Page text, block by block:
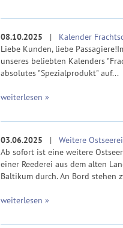
08.10.2025 | Kalender
Liebe Kunden, liebe
unseres beliebten Kalenders
absolutes "Spezialprodukt" auf...
weiterlesen »
03.06.2025 | Weitere
Ab sofort ist eine weitere
einer Reederei aus dem alten
Baltikum durch. An Bord stehen
weiterlesen »